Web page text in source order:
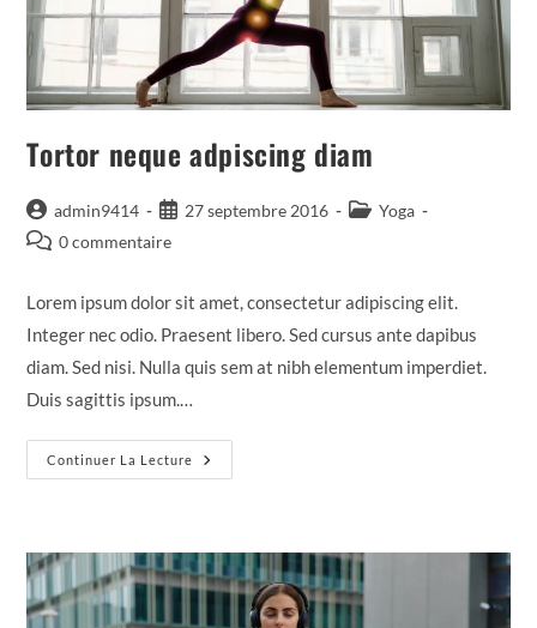
Tortor neque adpiscing diam
Auteur/autrice
de
admin9414
Publication
27 septembre 2016
PostYoga
Commentaires
publication :
0 commentaire
Lorem ipsum dolor sit amet, consectetur adipiscing elit.
Integer nec odio. Praesent libero. Sed cursus ante dapibus
diam. Sed nisi. Nulla quis sem at nibh elementum imperdiet.
Duis sagittis ipsum.…
Continuer La Lecture
Tortor
Neque